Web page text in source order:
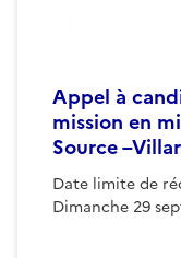
Appel à
mission en
Source
Date limite de
Dimanche 29